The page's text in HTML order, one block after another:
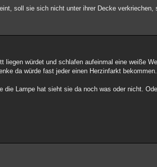
soll sie sich nicht unter ihrer Decke
liegen würdet und schlafen aufeinmal eine weiße
da würde fast jeder einen Herzinfarkt bekommen.
die Lampe hat sieht sie da noch was oder nicht.